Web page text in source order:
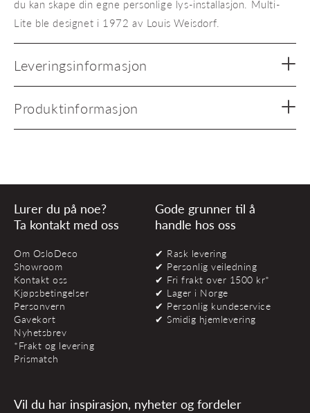
du kan skape din egne personlige lys-installasjon. Multi-
Lite ble designet i 1972 av Louis Weisdorf.
Leveringsinformasjon
Produktinformasjon
Lurer du på noe?
Ta kontakt med oss
Om OsloDeco
Showroom
Kontakt oss
Kjøpsbetingelser
Personvern
Gavekort
Nyhetsbrev
*Frakt og levering
Prismatch
Gode grunner til å
handle hos oss
✔ Rask levering
✔ Personlig veiledning
✔ Fri frakt over 1500 kr*
✔ Lager i Norge
✔ Personlig kundeservice
✔ Smidig hjemlevering
Vil du har inspirasjon, nyheter og fordeler